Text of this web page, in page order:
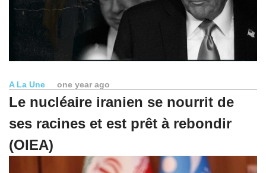
A La Une one year ago
Le nucléaire iranien se nourrit de
ses racines et est prêt à rebondir
(OIEA)